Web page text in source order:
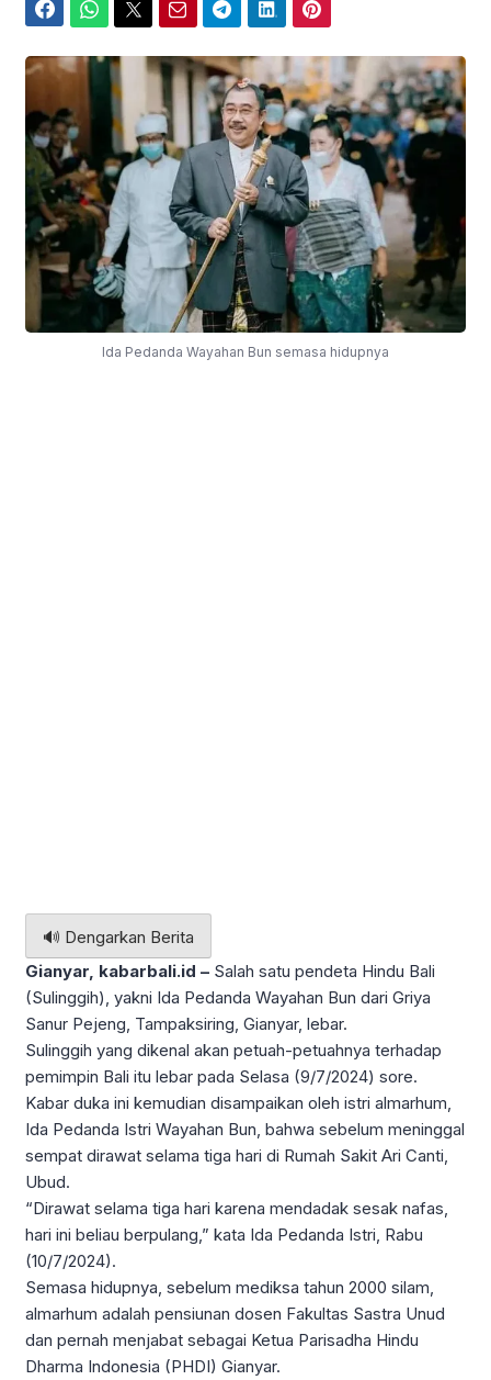
Ida Pedanda Wayahan Bun semasa hidupnya
🔊 Dengarkan Berita
Gianyar, kabarbali.id – Salah satu pendeta Hindu Bali
(Sulinggih), yakni Ida Pedanda Wayahan Bun dari Griya
Sanur Pejeng, Tampaksiring, Gianyar, lebar.
Sulinggih yang dikenal akan petuah-petuahnya terhadap
pemimpin Bali itu lebar pada Selasa (9/7/2024) sore.
Kabar duka ini kemudian disampaikan oleh istri almarhum,
Ida Pedanda Istri Wayahan Bun, bahwa sebelum meninggal
sempat dirawat selama tiga hari di Rumah Sakit Ari Canti,
Ubud.
“Dirawat selama tiga hari karena mendadak sesak nafas,
hari ini beliau berpulang,” kata Ida Pedanda Istri, Rabu
(10/7/2024).
Semasa hidupnya, sebelum mediksa tahun 2000 silam,
almarhum adalah pensiunan dosen Fakultas Sastra Unud
dan pernah menjabat sebagai Ketua Parisadha Hindu
Dharma Indonesia (PHDI) Gianyar.